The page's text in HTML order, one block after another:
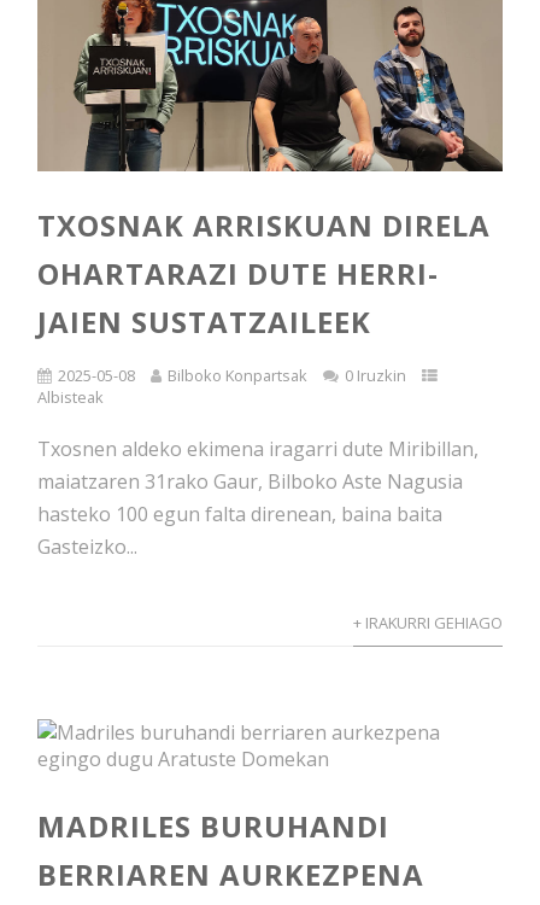
TXOSNAK ARRISKUAN DIRELA
OHARTARAZI DUTE HERRI-
JAIEN SUSTATZAILEEK
2025-05-08 Bilboko Konpartsak
0 Iruzkin
Albisteak
Txosnen aldeko ekimena iragarri dute Miribillan,
maiatzaren 31rako Gaur, Bilboko Aste Nagusia
hasteko 100 egun falta direnean, baina baita
Gasteizko...
+ IRAKURRI GEHIAGO
MADRILES BURUHANDI
BERRIAREN AURKEZPENA